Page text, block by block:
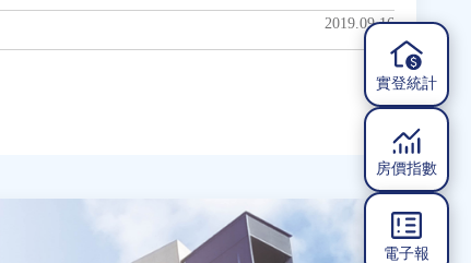
2019.09.16
實登統計
房價指數
電子報